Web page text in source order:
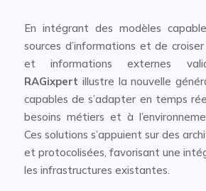
En intégrant des modèles
sources d’informations et de
et informations externes
RAGixpert illustre la nouvelle
capables de s’adapter en temps
besoins métiers et à
Ces solutions s’appuient sur des
et protocolisées, favorisant une
les infrastructures existantes.